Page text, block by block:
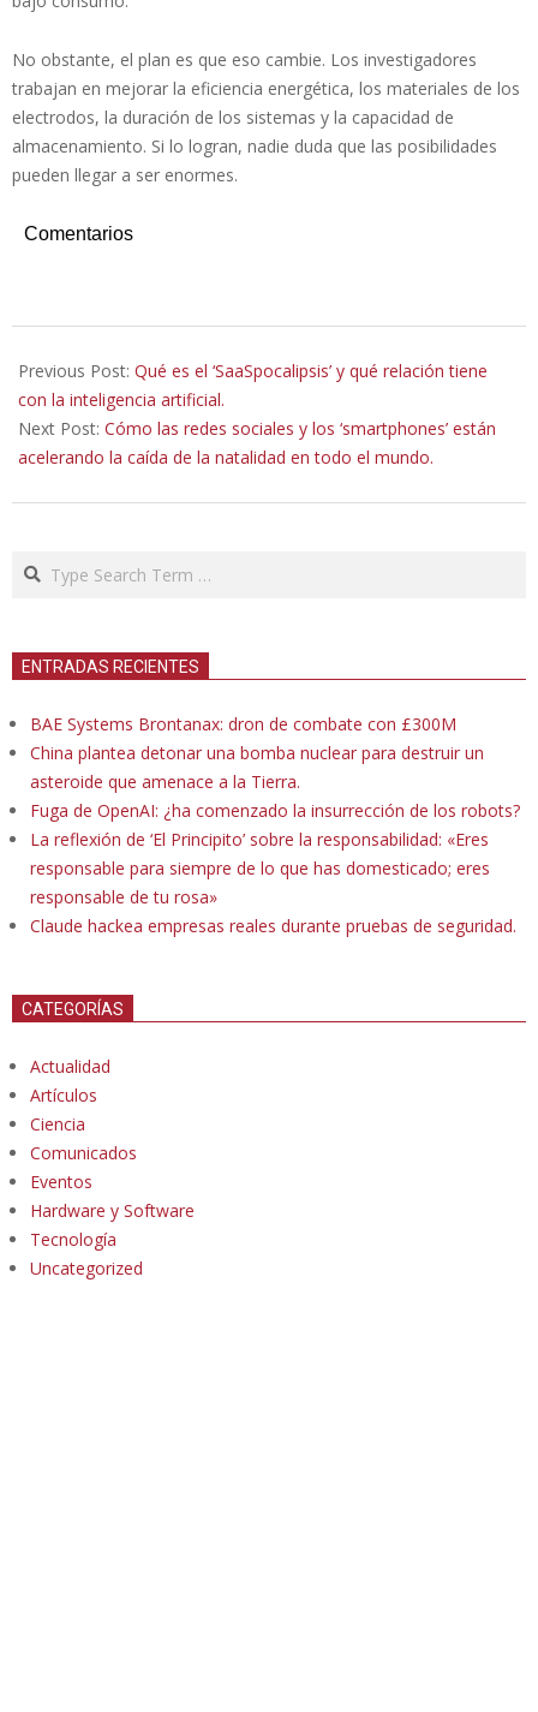
No obstante, el plan es que eso cambie. Los investigadores
trabajan en mejorar la eficiencia energética, los materiales de los
electrodos, la duración de los sistemas y la capacidad de
almacenamiento. Si lo logran, nadie duda que las posibilidades
pueden llegar a ser enormes.
Comentarios
05-
18
Previous Post: Qué es el ‘SaaSpocalipsis’ y qué relación tiene
con la inteligencia artificial.
Next Post: Cómo las redes sociales y los ‘smartphones’ están
acelerando la caída de la natalidad en todo el mundo.
Search
ENTRADAS RECIENTES
BAE Systems Brontanax: dron de combate con £300M
China plantea detonar una bomba nuclear para destruir un
asteroide que amenace a la Tierra.
Fuga de OpenAI: ¿ha comenzado la insurrección de los robots?
La reflexión de ‘El Principito’ sobre la responsabilidad: «Eres
responsable para siempre de lo que has domesticado; eres
responsable de tu rosa»
Claude hackea empresas reales durante pruebas de seguridad.
CATEGORÍAS
Actualidad
Artículos
Ciencia
Comunicados
Eventos
Hardware y Software
Tecnología
Uncategorized